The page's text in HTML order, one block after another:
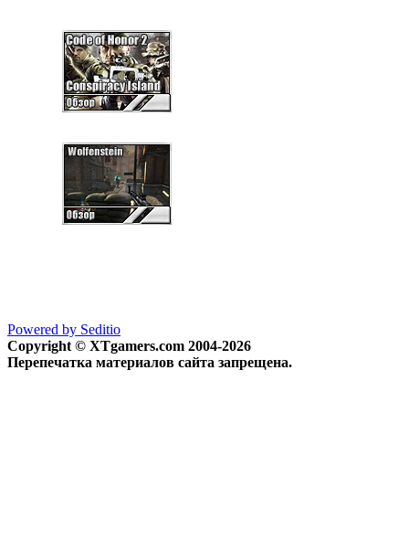
Powered by Seditio
Copyright © XTgamers.com 2004-2026
Перепечатка материалов сайта запрещена.